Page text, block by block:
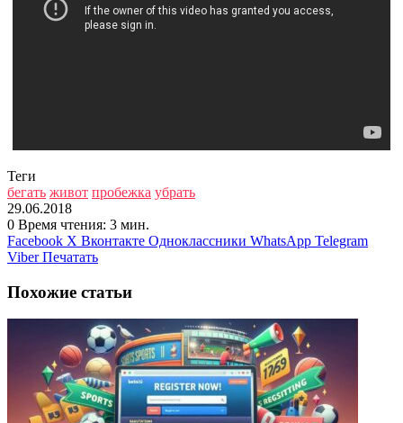
Теги
бегать живот пробежка убрать
29.06.2018
0 Время чтения: 3 мин.
Facebook X Вконтакте Одноклассники WhatsApp Telegram
Viber Печатать
Похожие статьи